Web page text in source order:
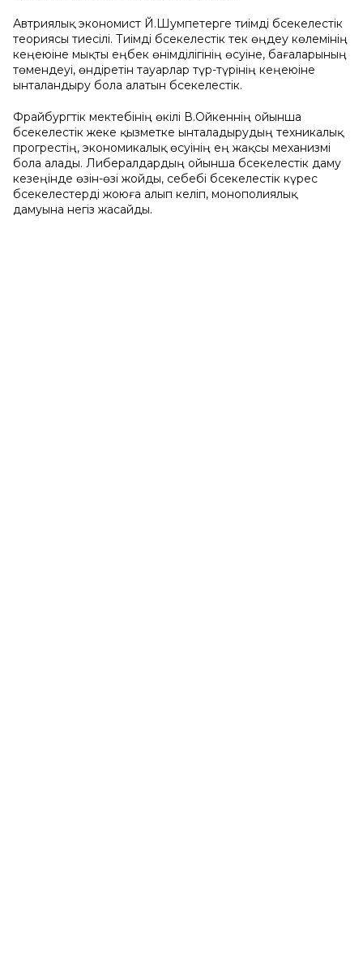
Автриялық экономист Й.Шумпетерге тиімді бәсекелестік
теориясы тиесілі. Тиімді бәсекелестік тек өңдеу көлемінің
кеңеюіне мықты еңбек өнімділігінің өсуіне, бағаларының
төмендеуі, өндіретін тауарлар түр-түрінің кеңеюіне
ынталандыру бола алатын бәсекелестік.
Фрайбургтік мектебінің өкілі В.Ойкеннің ойынша
бәсекелестік жеке қызметке ынталадырудың техникалық
прогрестің, экономикалық өсуінің ең жақсы механизмі
бола алады. Либералдардың ойынша бәсекелестік даму
кезеңінде өзін-өзі жойды, себебі бәсекелестік күрес
бәсекелестерді жоюға алып келіп, монополиялық
дамуына негіз жасайды.